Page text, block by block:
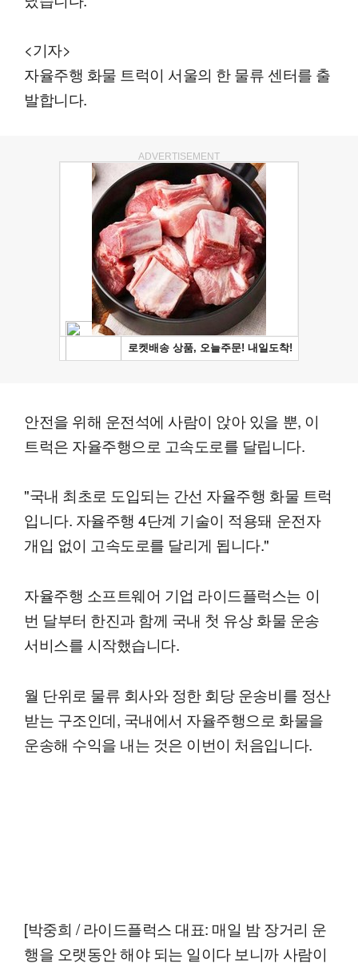
<기자>
자율주행 화물 트럭이 서울의 한 물류 센터를 출
발합니다.
ADVERTISEMENT
안전을 위해 운전석에 사람이 앉아 있을 뿐, 이
트럭은 자율주행으로 고속도로를 달립니다.
"국내 최초로 도입되는 간선 자율주행 화물 트럭
입니다. 자율주행 4단계 기술이 적용돼 운전자
개입 없이 고속도로를 달리게 됩니다."
자율주행 소프트웨어 기업 라이드플럭스는 이
번 달부터 한진과 함께 국내 첫 유상 화물 운송
서비스를 시작했습니다.
월 단위로 물류 회사와 정한 회당 운송비를 정산
받는 구조인데, 국내에서 자율주행으로 화물을
운송해 수익을 내는 것은 이번이 처음입니다.
[박중희 / 라이드플럭스 대표: 매일 밤 장거리 운
행을 오랫동안 해야 되는 일이다 보니까 사람이